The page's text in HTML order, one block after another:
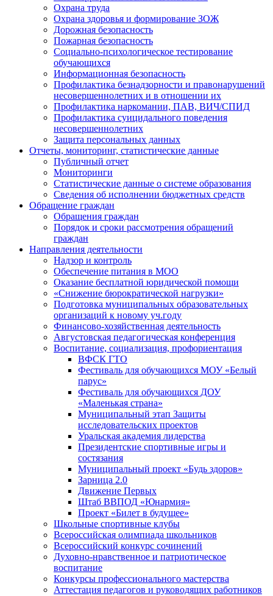
Охрана труда
Охрана здоровья и формирование ЗОЖ
Дорожная безопасность
Пожарная безопасность
Социально-психологическое тестирование
обучающихся
Информационная безопасность
Профилактика безнадзорности и правонарушений
несовершеннолетних и в отношении их
Профилактика наркомании, ПАВ, ВИЧ/СПИД
Профилактика суицидального поведения
несовершеннолетних
Защита персональных данных
Отчеты, мониторинг, статистические данные
Публичный отчет
Мониторинги
Статистические данные о системе образования
Сведения об исполнении бюджетных средств
Обращение граждан
Обращения граждан
Порядок и сроки рассмотрения обращений
граждан
Направления деятельности
Надзор и контроль
Обеспечение питания в МОО
Оказание бесплатной юридической помощи
«Снижение бюрократической нагрузки»
Подготовка муниципальных образовательных
организаций к новому уч.году
Финансово-хозяйственная деятельность
Августовская педагогическая конференция
Воспитание, социализация, профориентация
ВФСК ГТО
Фестиваль для обучающихся МОУ «Белый
парус»
Фестиваль для обучающихся ДОУ
«Маленькая страна»
Муниципальный этап Защиты
исследовательских проектов
Уральская академия лидерства
Президентские спортивные игры и
состязания
Муниципальный проект «Будь здоров»
Зарница 2.0
Движение Первых
Штаб ВВПОД «Юнармия»
Проект «Билет в будущее»
Школьные спортивные клубы
Всероссийская олимпиада школьников
Всероссийский конкурс сочинений
Духовно-нравственное и патриотическое
воспитание
Конкурсы профессионального мастерства
Аттестация педагогов и руководящих работников